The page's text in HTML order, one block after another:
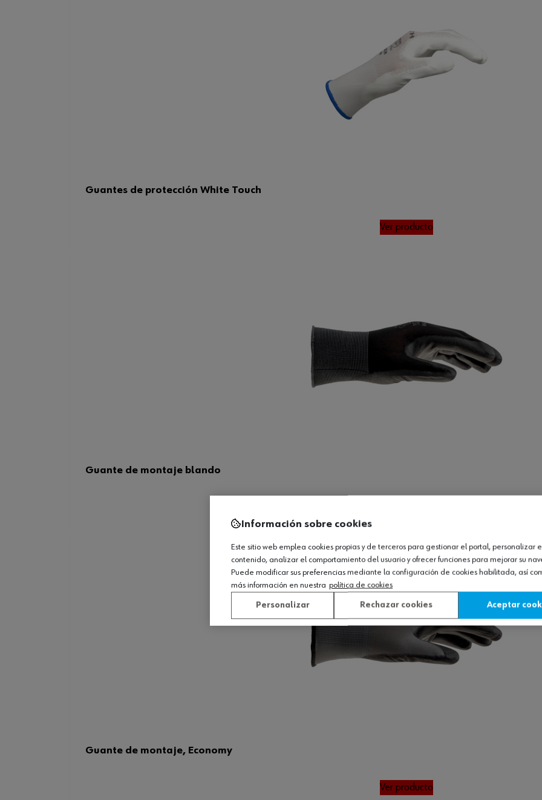
Guantes de protección White Touch
Ver producto
Guante de montaje blando
Guante de montaje, Economy
Ver producto
Información sobre cookies
Este sitio web emplea cookies propias y de terceros para gestionar el portal, personalizar
contenido, analizar el comportamiento del usuario y ofrecer funciones para mejorar su
Puede modificar sus preferencias mediante la configuración de cookies habilitada, así
más información en nuestra política de cookies
Personalizar Rechazar cookies Aceptar